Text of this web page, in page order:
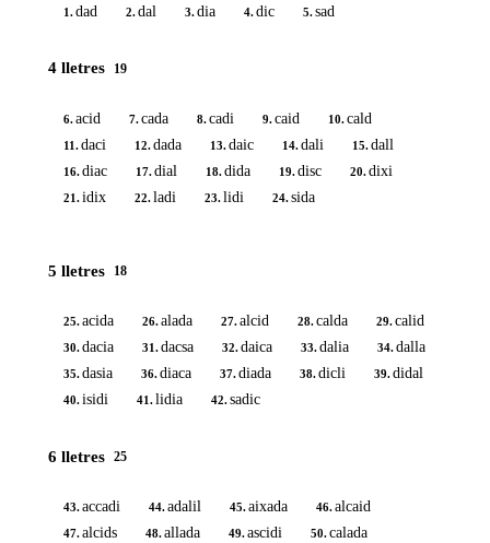
1.dad 2.dal 3.dia 4.dic 5.sad
4 lletres 19
6.acid 7.cada 8.cadi 9.caid 10.cald
11.daci 12.dada 13.daic 14.dali 15.dall
16.diac 17.dial 18.dida 19.disc 20.dixi
21.idix 22.ladi 23.lidi 24.sida
5 lletres 18
25.acida 26.alada 27.alcid 28.calda 29.calid
30.dacia 31.dacsa 32.daica 33.dalia 34.dalla
35.dasia 36.diaca 37.diada 38.dicli 39.didal
40.isidi 41.lidia 42.sadic
6 lletres 25
43.accadi 44.adalil 45.aixada 46.alcaid
47.alcids 48.allada 49.ascidi 50.calada